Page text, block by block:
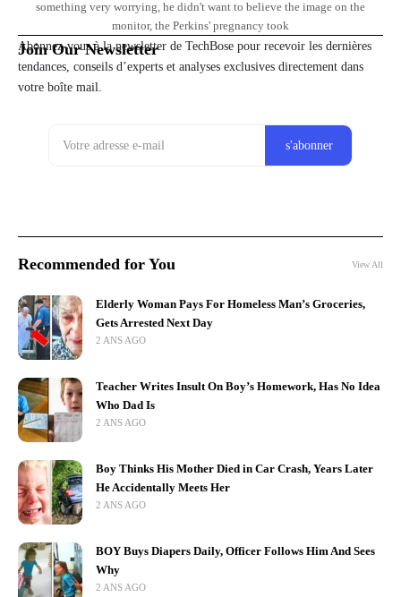
something very worrying, he didn't want to believe the image on the
monitor, the Perkins' pregnancy took
Join Our Newsletter
Abonnez-vous à la newsletter de TechBose pour recevoir les dernières
tendances, conseils d’experts et analyses exclusives directement dans
votre boîte mail.
Recommended for You View All
Elderly Woman Pays For Homeless Man’s Groceries,
Gets Arrested Next Day
2 ANS AGO
Teacher Writes Insult On Boy’s Homework, Has No Idea
Who Dad Is
2 ANS AGO
Boy Thinks His Mother Died in Car Crash, Years Later
He Accidentally Meets Her
2 ANS AGO
BOY Buys Diapers Daily, Officer Follows Him And Sees
Why
2 ANS AGO